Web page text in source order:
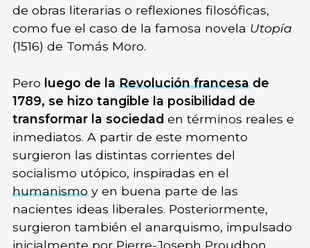
de obras literarias o reflexiones filosóficas,
como fue el caso de la famosa novela Utopía
(1516) de Tomás Moro.
Pero luego de laRevolución francesade
1789, se hizo tangible la posibilidad de
transformar la sociedad en términos reales e
inmediatos. A partir de este momento
surgieron las distintas corrientes del
socialismo utópico, inspiradas en el
humanismoy en buena parte de las
nacientes ideas liberales. Posteriormente,
surgieron también el anarquismo, impulsado
inicialmente por Pierre-Joseph Proudhon